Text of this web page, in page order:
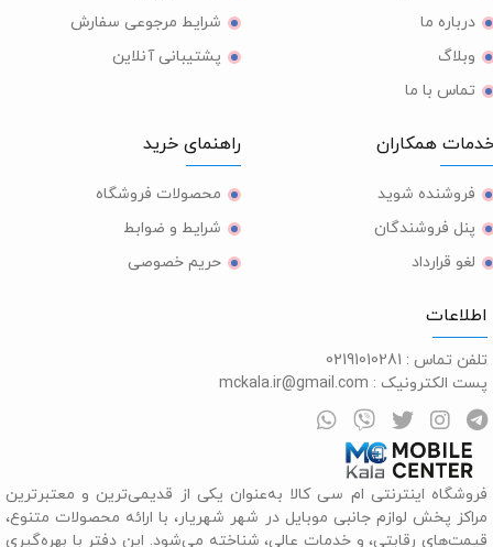
درباره ما
وبلاگ
تماس با ما
شرایط مرجوعی سفارش
پشتیبانی آنلاین
همکاران
فروشنده شوید
پنل فروشندگان
لغو قرارداد
راهنمای خرید
محصولات فروشگاه
شرایط و ضوابط
حریم خصوصی
تماس : 02191010281
الکترونیک : mckala.ir@gmail.com
اینترنتی ام سی کالا به‌عنوان یکی از قدیمی‌ترین و معتبرترین
پخش لوازم جانبی موبایل در شهر شهریار، با ارائه محصولات متنوع،
رقابتی، و خدمات عالی، شناخته می‌شود. این دفتر با بهره‌گیری